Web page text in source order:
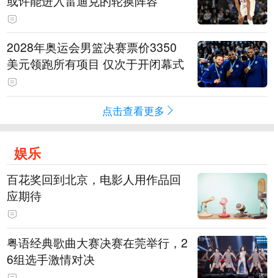
2028年奥运会男篮决赛票价3350
美元领跑所有项目 仅次于开闭幕式
点击查看更多
娱乐
百花奖回到北京，电影人用作品回
应期待
粤语经典歌曲大赛决赛在莞举行，2
6组选手激情对决